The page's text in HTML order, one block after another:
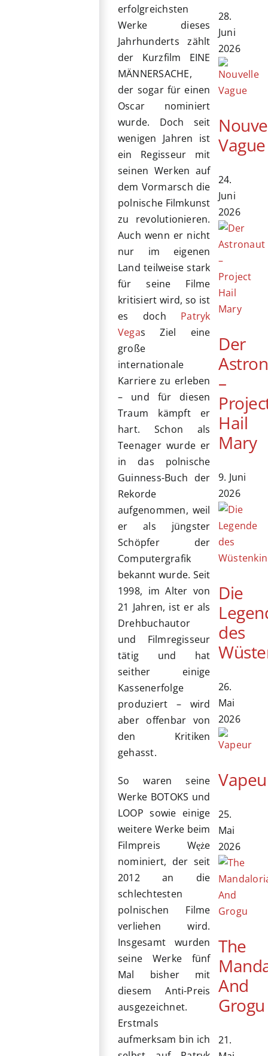
erfolgreichsten
Werke dieses
Jahrhunderts zählt
der Kurzfilm EINE
MÄNNERSACHE,
der sogar für einen
Oscar nominiert
wurde. Doch seit
wenigen Jahren ist
ein Regisseur mit
seinen Werken auf
dem Vormarsch die
polnische Filmkunst
zu revolutionieren.
Auch wenn er nicht
nur im eigenen
Land teilweise stark
für seine Filme
kritisiert wird, so ist
es doch Patryk
Vegas Ziel eine
große
internationale
Karriere zu erleben
– und für diesen
Traum kämpft er
hart. Schon als
Teenager wurde er
in das polnische
Guinness-Buch der
Rekorde
aufgenommen, weil
er als jüngster
Schöpfer der
Computergrafik
bekannt wurde. Seit
1998, im Alter von
21 Jahren, ist er als
Drehbuchautor
und Filmregisseur
tätig und hat
seither einige
Kassenerfolge
produziert – wird
aber offenbar von
den Kritiken
gehasst.
So waren seine
Werke BOTOKS und
LOOP sowie einige
weitere Werke beim
Filmpreis Węże
nominiert, der seit
2012 an die
schlechtesten
polnischen Filme
verliehen wird.
Insgesamt wurden
seine Werke fünf
Mal bisher mit
diesem Anti-Preis
ausgezeichnet.
Erstmals
aufmerksam bin ich
28.
Juni
2026
Vague
24.
Juni
2026
Der
–
Hail
Mary
9. Juni
2026
Die
des
26.
Mai
2026
25.
Mai
2026
The
And
Grogu
21.